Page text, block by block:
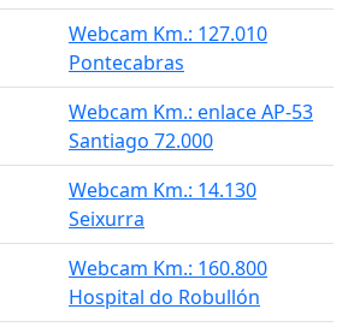
Webcam Km.: 127.010
Pontecabras
Webcam Km.: enlace AP-53
Santiago 72.000
Webcam Km.: 14.130
Seixurra
Webcam Km.: 160.800
Hospital do Robullón